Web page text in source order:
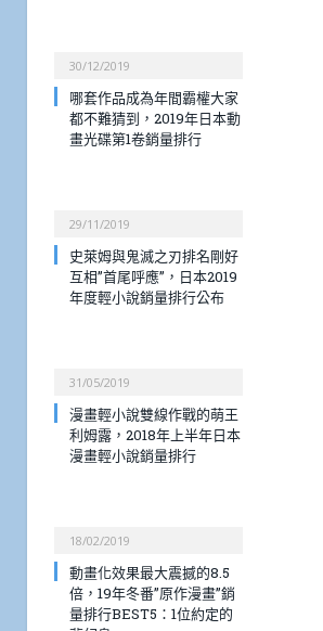
30/12/2019
哪套作品成為年間霸權大家
都不難猜到，2019年日本動
畫光碟第1卷銷量排行
29/11/2019
史萊姆與鬼滅之刃排名剛好
互相”首尾呼應”，日本2019
年度輕小說銷量排行公布
31/05/2019
漫畫輕小說雙線作戰的萌王
利姆露，2018年上半年日本
漫畫輕小說銷量排行
18/02/2019
動畫化效果最大震撼的8.5
倍，19年冬番”原作漫畫”銷
量排行BEST5：1位約定的